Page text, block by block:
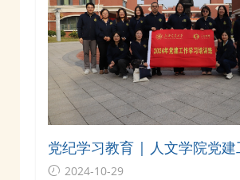
党纪学习教育 | 人文学院党建
赴临沂开展实践教学
2024-10-29